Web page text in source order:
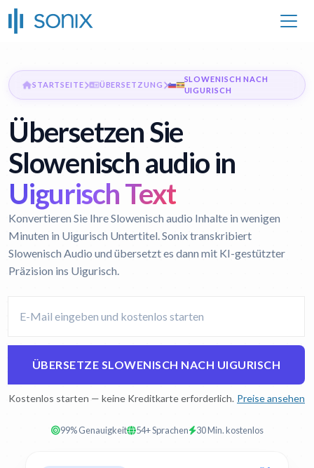
STARTSEITE ÜBERSETZUNG
SLOWENISCH NACH
UIGURISCH
Übersetzen Sie
Slowenisch audio in
Uigurisch Text
Konvertieren Sie Ihre Slowenisch audio Inhalte in wenigen
Minuten in Uigurisch Untertitel. Sonix transkribiert
Slowenisch Audio und übersetzt es dann mit KI-gestützter
Präzision ins Uigurisch.
ÜBERSETZE SLOWENISCH NACH UIGURISCH
Kostenlos starten — keine Kreditkarte erforderlich. Preise ansehen
99% Genauigkeit 54+ Sprachen 30 Min. kostenlos